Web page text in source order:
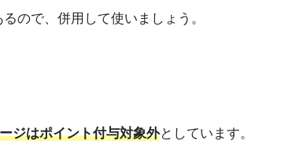
ので、併用して使いましょう。
ジはポイント付与対象外としています。